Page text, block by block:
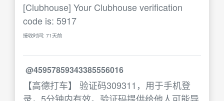
[Clubhouse] Your Clubhouse verification
code is: 5917
接收时间: 71天前
@45957859343385556016
【高德打车】 验证码309311，用于手机登